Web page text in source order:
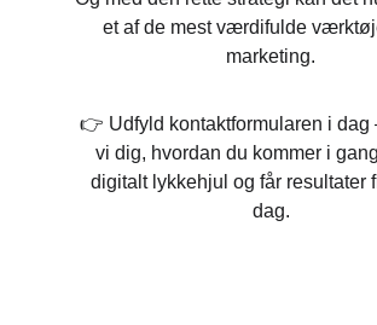
et af de mest værdifulde
marketing.
👉 Udfyld kontaktformularen i dag
vi dig, hvordan du kommer i
digitalt lykkehjul og får resultater
dag.